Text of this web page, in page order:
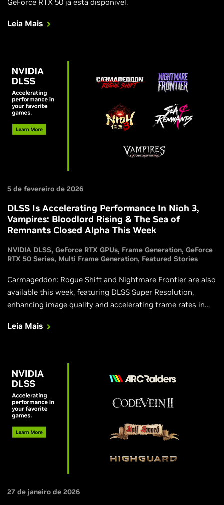
Leia Mais
5 de fevereiro de 2026
DLSS Is Accelerating Performance In Nioh 3,
Vampires: Bloodlord Rising & The Sea of
Remnants Closed Alpha This Week
NVIDIA DLSS GeForce RTX GPUs Frame Generation GeForce
RTX 50 Series Multi Frame Generation Featured Stories
Carmageddon: Rogue Shift and Nightmare Frontier are also
available this week, featuring DLSS Super Resolution,
enhancing image quality and accelerating frame rates in
Leia Mais
27 de janeiro de 2026